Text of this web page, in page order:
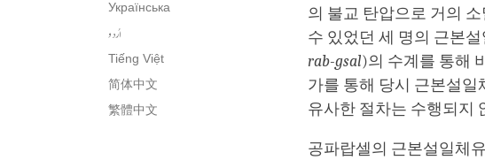
Українська
اُردو
Tiếng Việt
简体中文
繁體中文
의 불교 탄압으로 거의
수 있었던 세 명의 근본
rab-gsal)의 수계를 통해
가를 통해 당시 근본설
유사한 절차는 수행되지
공파랍셀의 근본설일체